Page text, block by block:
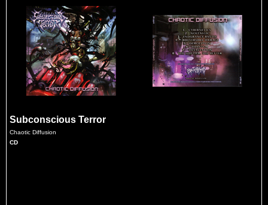
Subconscious Terror
Chaotic Diffusion
CD